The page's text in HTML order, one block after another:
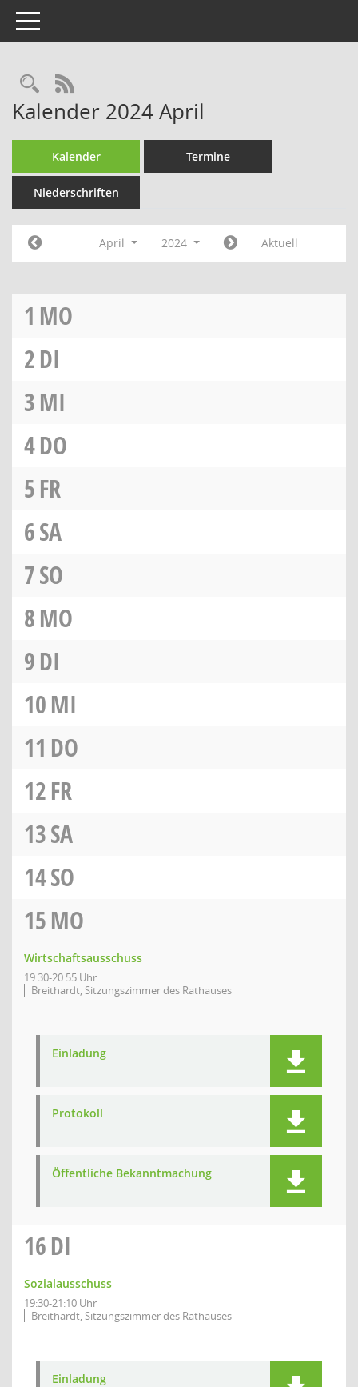
Toggle navigation
Rechercheauswahl
RSS-Feed
Kalender 2024 April
Kalender Termine
Niederschriften
April 2024 Aktuell
1 MO
2DI
3MI
4DO
5FR
6SA
7SO
8MO
9DI
10MI
11 DO
12FR
13SA
14SO
15MO
Wirtschaftsausschuss
19:30-20:55 Uhr
Breithardt, Sitzungszimmer des Rathauses
Einladung
Protokoll
Öffentliche Bekanntmachung
16DI
Sozialausschuss
19:30-21:10 Uhr
Breithardt, Sitzungszimmer des Rathauses
Einladung